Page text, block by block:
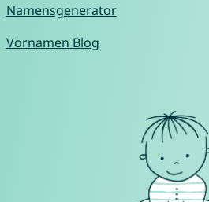
Namensgenerator
Vornamen Blog